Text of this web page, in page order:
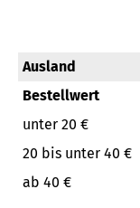
Ausland
Bestellwert
unter 20 €
20 bis unter 40 €
ab 40 €